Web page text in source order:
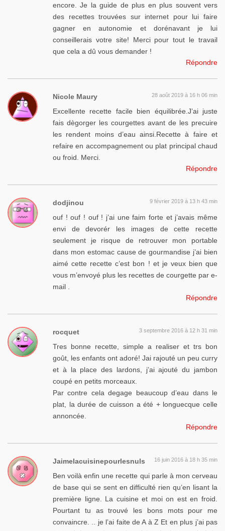
encore. Je la guide de plus en plus souvent vers
des recettes trouvées sur internet pour lui faire
gagner en autonomie et dorénavant je lui
conseillerais votre site! Merci pour tout le travail
que cela a dû vous demander !
Répondre
Nicole Maury 28 août 2019 à 16 h 06 min
Excellente recette facile bien équilibrée.J’ai juste
fais dègorger les courgettes avant de les precuire
les rendent moins d’eau ainsi.Recette à faire et
refaire en accompagnement ou plat principal chaud
ou froid. Merci.
Répondre
dodjinou 9 février 2019 à 13 h 43 min
ouf ! ouf ! ouf ! j’ai une faim forte et j’avais même
envi de devorér les images de cette recette
seulement je risque de retrouver mon portable
dans mon estomac cause de gourmandise j’ai bien
aimé cette recette c’est bon ! et je veux bien que
vous m’envoyé plus les recettes de courgette par e-
mail .
Répondre
rocquet 3 septembre 2016 à 12 h 31 min
Tres bonne recette, simple a realiser et trs bon
goût, les enfants ont adoré! Jai rajouté un peu curry
et à la place des lardons, j’ai ajouté du jambon
coupé en petits morceaux.
Par contre cela degage beaucoup d’eau dans le
plat, la durée de cuisson a été + longuecque celle
annoncée.
Répondre
Jaimelacuisinepourlesnuls 16 juin 2016 à 18 h 35 min
Ben voilà enfin une recette qui parle à mon cerveau
de base qui se sent en difficulté rien qu’en lisant la
première ligne. La cuisine et moi on est en froid.
Pourtant tu as trouvé les bons mots pour me
convaincre. .. je l’ai faite de A à Z Et en plus j’ai pas